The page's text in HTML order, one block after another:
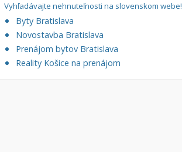
Vyhľadávajte nehnuteľnosti na slovenskom webe!
Byty Bratislava
Novostavba Bratislava
Prenájom bytov Bratislava
Reality Košice na prenájom